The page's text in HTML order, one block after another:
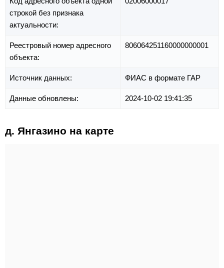
строкой без признака
актуальности:
Реестровый номер адресного
объекта:
806064251160000000001
Источник данных: ФИАС в формате ГАР
Данные обновлены: 2024-10-02 19:41:35
д. Янгазино на карте